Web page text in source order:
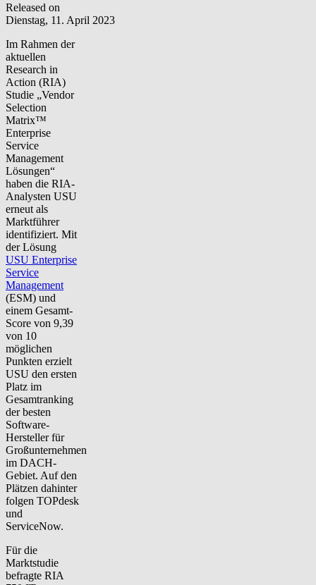
Released on
Dienstag, 11. April 2023
Im Rahmen der
aktuellen
Research in
Action (RIA)
Studie „Vendor
Selection
Matrix™
Enterprise
Service
Management
Lösungen“
haben die RIA-
Analysten USU
erneut als
Marktführer
identifiziert. Mit
der Lösung
USU Enterprise
Service
Management
(ESM) und
einem Gesamt-
Score von 9,39
von 10
möglichen
Punkten erzielt
USU den ersten
Platz im
Gesamtranking
der besten
Software-
Hersteller für
Großunternehmen
im DACH-
Gebiet. Auf den
Plätzen dahinter
folgen TOPdesk
und
ServiceNow.
Für die
Marktstudie
befragte RIA